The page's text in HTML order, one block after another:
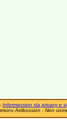
- Informassion sla privacy e
Atribussion - Nen